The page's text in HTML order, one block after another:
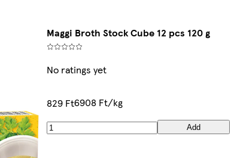
Maggi Broth Stock Cube 12 pcs 120 g
No ratings yet
829 Ft6908 Ft/kg
Add